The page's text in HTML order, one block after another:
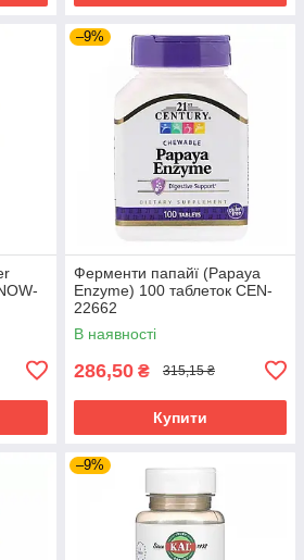
–9%
Ферменти папайї (Papaya
Enzyme) 100 таблеток CEN-
22662
В наявності
286,50 ₴ 315,15 ₴
Купити
–9%